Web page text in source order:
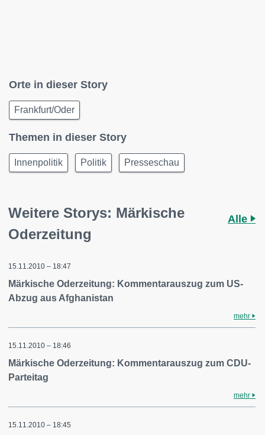
Orte in dieser Story
Frankfurt/Oder
Themen in dieser Story
Innenpolitik Politik Presseschau
Weitere Storys: Märkische
Oderzeitung
Alle
15.11.2010 – 18:47
Märkische Oderzeitung: Kommentarauszug zum US-
Abzug aus Afghanistan
mehr
15.11.2010 – 18:46
Märkische Oderzeitung: Kommentarauszug zum CDU-
Parteitag
mehr
15.11.2010 – 18:45